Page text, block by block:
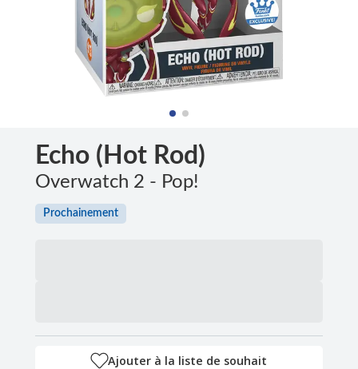
Echo (Hot Rod)
Overwatch 2 - Pop!
Prochainement
Ajouter à la liste de souhait